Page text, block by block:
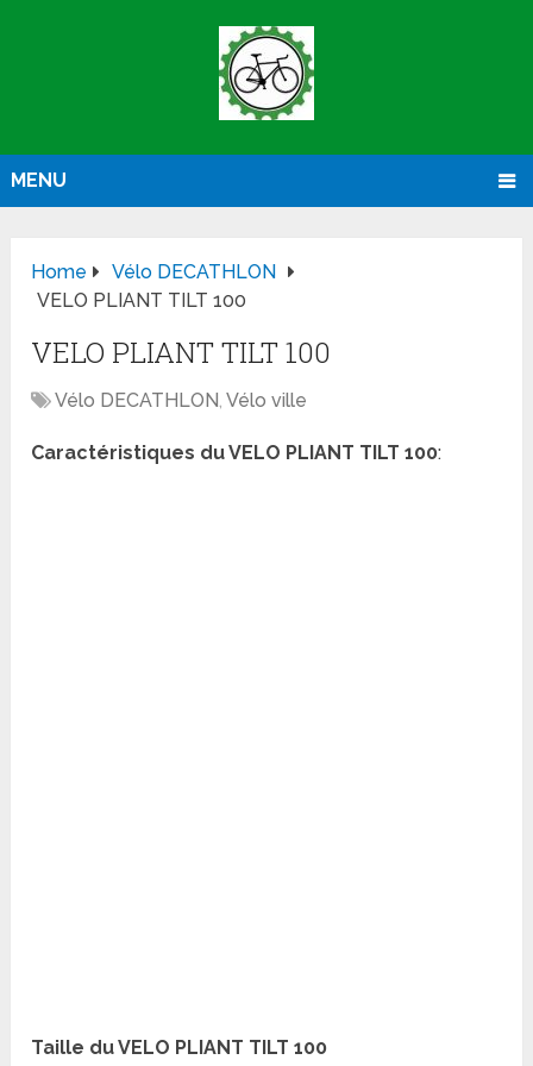
MENU
Home
Vélo DECATHLON
VELO PLIANT TILT 100
VELO PLIANT TILT 100
Vélo DECATHLON,Vélo ville
Caractéristiques du VELO PLIANT TILT 100:
Taille du VELO PLIANT TILT 100